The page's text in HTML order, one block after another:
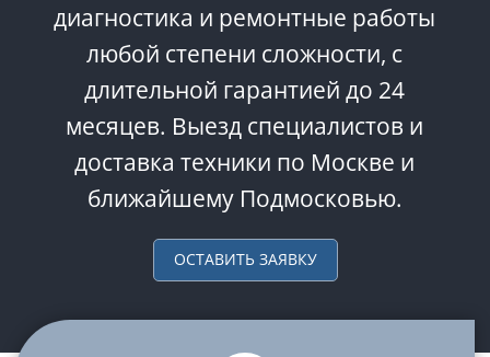
диагностика и ремонтные работы
любой степени сложности, с
длительной гарантией до 24
месяцев. Выезд специалистов и
доставка техники по Москве и
ближайшему Подмосковью.
ОСТАВИТЬ ЗАЯВКУ